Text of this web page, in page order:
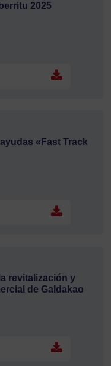
2025
«Fast Track
revitalización y
de Galdakao